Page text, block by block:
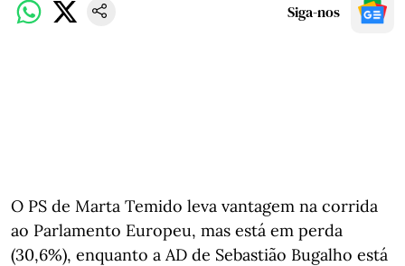
Siga-nos
O PS de Marta Temido leva vantagem na corrida
ao Parlamento Europeu, mas está em perda
(30,6%), enquanto a AD de Sebastião Bugalho está